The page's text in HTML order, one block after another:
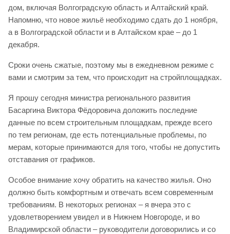
дом, включая Волгоградскую область и Алтайский край.
Напомню, что новое жильё необходимо сдать до 1 ноября,
а в Волгоградской области и в Алтайском крае – до 1
декабря.
Сроки очень сжатые, поэтому мы в ежедневном режиме с
вами и смотрим за тем, что происходит на стройплощадках.
Я прошу сегодня министра регионального развития
Басаргина Виктора Фёдоровича доложить последние
данные по всем строительным площадкам, прежде всего
по тем регионам, где есть потенциальные проблемы, по
мерам, которые принимаются для того, чтобы не допустить
отставания от графиков.
Особое внимание хочу обратить на качество жилья. Оно
должно быть комфортным и отвечать всем современным
требованиям. В некоторых регионах – я вчера это с
удовлетворением увидел и в Нижнем Новгороде, и во
Владимирской области – руководители договорились и со